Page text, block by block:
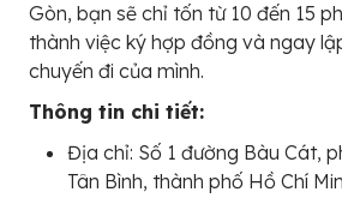
Gòn, bạn sẽ chỉ tốn từ 10 đến 15
thành việc ký hợp đồng và ngay
chuyến đi của mình.
Thông tin chi tiết:
Địa chỉ: Số 1 đường Bàu Cát,
Tân Bình, thành phố Hồ Chí